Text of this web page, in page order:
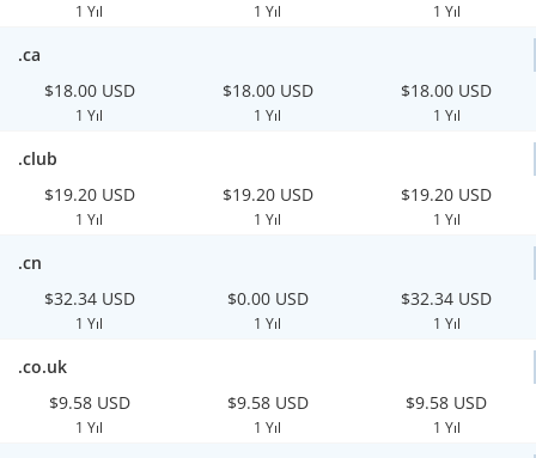
1 Yıl 1 Yıl 1 Yıl
.ca
$18.00 USD
1 Yıl
$18.00 USD
1 Yıl
$18.00 USD
1 Yıl
.club
$19.20 USD
1 Yıl
$19.20 USD
1 Yıl
$19.20 USD
1 Yıl
.cn
$32.34 USD
1 Yıl
$0.00 USD
1 Yıl
$32.34 USD
1 Yıl
.co.uk
$9.58 USD
1 Yıl
$9.58 USD
1 Yıl
$9.58 USD
1 Yıl